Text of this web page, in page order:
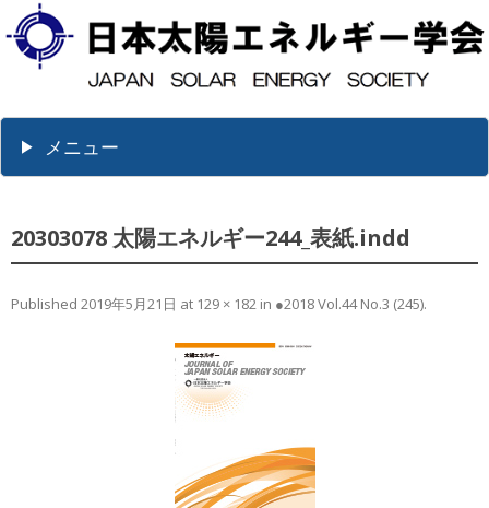
メニュー
20303078 太陽エネルギー244_表紙.indd
Published 2019年5月21日 at 129 × 182 in ●2018 Vol.44 No.3 (245).